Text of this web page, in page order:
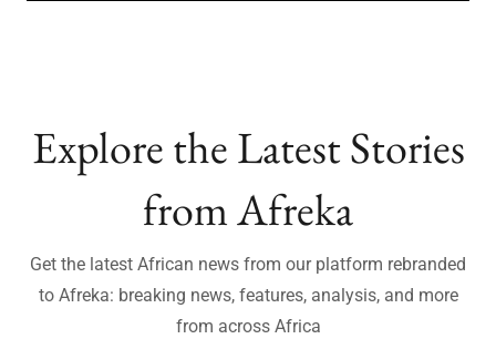
Explore the Latest Stories
from Afreka
Get the latest African news from our platform rebranded
to Afreka: breaking news, features, analysis, and more
from across Africa